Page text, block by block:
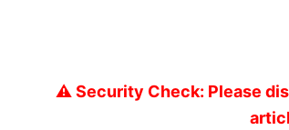
⚠️ Security Check: Please